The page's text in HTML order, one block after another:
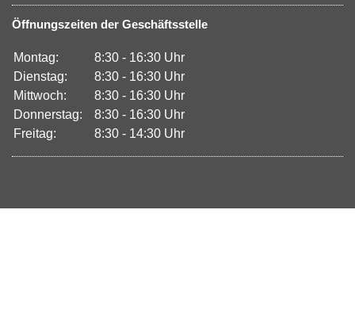
Öffnungszeiten der Geschäftsstelle
Montag:
8:30 - 16:30 Uhr
Dienstag:
8:30 - 16:30 Uhr
Mittwoch:
8:30 - 16:30 Uhr
Donnerstag:
8:30 - 16:30 Uhr
Freitag:
8:30 - 14:30 Uhr